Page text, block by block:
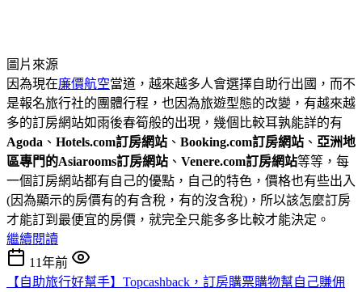
圖片來源
因為現在廉價航空當道，越來越多人會選擇自助行出國，而不
是報名旅行社的團體行程，也因為旅遊型態的改變，有越來越
多的訂房網站如雨後春筍般的出現，幾個比較耳孰能詳的有
Agoda 、 Hotels.com訂房網站 、 Booking.com訂房網站 、 亞洲地
區專門的Asiarooms訂房網站 、 Venere.com訂房網站等等，每
一個訂房網站都有自己的優點，自己的特色，價格也有些出入
(因為顯示的房價有的有含稅，有的沒含稅)，所以該怎麼訂房
才能訂到最便宜的房價，就完全只能多多比較才能決定。
繼續閱讀
11年前
【自助旅行好幫手】Topcashback，訂房購票購物幫自己賺佣